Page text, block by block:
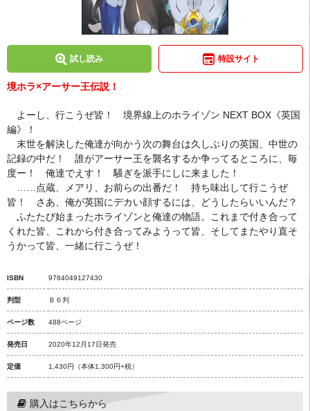
試し読み 特設サイト
境ホラ×アーサー王伝説！
よーし、行こうぜ皆！ 境界線上のホライゾン NEXT BOX《英国
編》！
末世を解決した俺達が向かう次の舞台は久しぶりの英国、中世の
記録の中だ！ 誰がアーサー王を襲名するか争ってるところに、毎
度ー！ 俺達でえす！ 騒ぎを派手にしに来ました！
……点蔵、メアリ、お前らの出番だ！ 持ち味出して行こうぜ
皆！ さあ、俺が英国にデカい顔するには、どうしたらいいんだ？
ふたたび始まったホライゾンと俺達の物語。これまで付き合って
くれた皆、これから付き合ってみようって皆、そしてまたやり直そ
うかって皆、一緒に行こうぜ！
ISBN 9784049127430
判型 Ｂ６判
ページ数 488ページ
発売日 2020年12月17日発売
定価 1,430円 （本体1,300円+税）
購入はこちらから